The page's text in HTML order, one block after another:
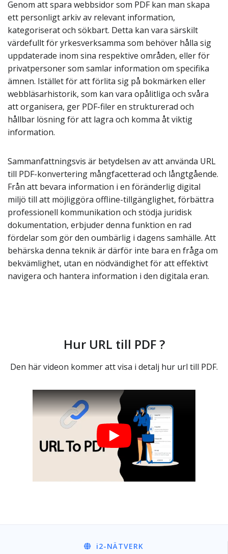
Genom att spara webbsidor som PDF kan man skapa
ett personligt arkiv av relevant information,
kategoriserat och sökbart. Detta kan vara särskilt
värdefullt för yrkesverksamma som behöver hålla sig
uppdaterade inom sina respektive områden, eller för
privatpersoner som samlar information om specifika
ämnen. Istället för att förlita sig på bokmärken eller
webbläsarhistorik, som kan vara opålitliga och svåra
att organisera, ger PDF-filer en strukturerad och
hållbar lösning för att lagra och komma åt viktig
information.
Sammanfattningsvis är betydelsen av att använda URL
till PDF-konvertering mångfacetterad och långtgående.
Från att bevara information i en föränderlig digital
miljö till att möjliggöra offline-tillgänglighet, förbättra
professionell kommunikation och stödja juridisk
dokumentation, erbjuder denna funktion en rad
fördelar som gör den oumbärlig i dagens samhälle. Att
behärska denna teknik är därför inte bara en fråga om
bekvämlighet, utan en nödvändighet för att effektivt
navigera och hantera information i den digitala eran.
Hur URL till PDF ?
Den här videon kommer att visa i detalj hur url till PDF.
i2-NÄTVERK